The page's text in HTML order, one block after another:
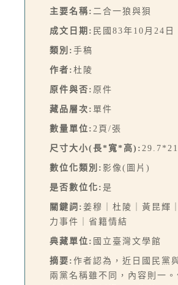
主要名稱: 二合一狼與狽
成文日期: 民國83年10月24日
類別: 手稿
作者: 杜陵
原件與否: 原件
藏品層次: 單件
數量單位: 2頁/張
尺寸大小(長*寬*高):
數位化類別: 影像(圖片)
是否數位化: 是
關鍵詞: 姜穆｜杜陵｜黃昆輝
力事件｜省籍情結
典藏單位: 國立臺灣文學館
摘要: 作者認為，近日國民黨
兩黨名稱雖不同，內容則一